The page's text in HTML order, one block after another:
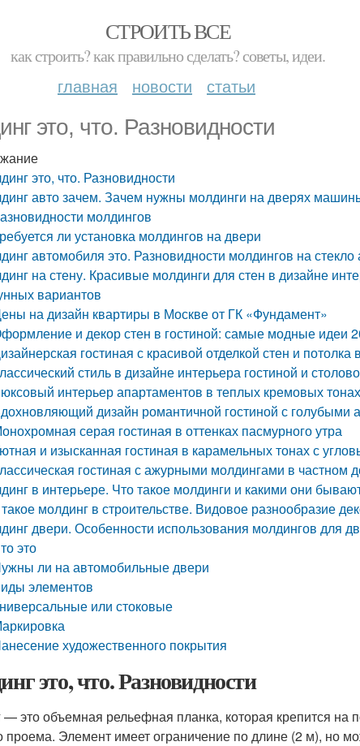
СТРОИТЬ ВСЕ
как строить? как правильно сделать? советы, идеи.
главная новости статьи
это, что. Разновидности
это, что. Разновидности
авто зачем. Зачем нужны молдинги на дверях
молдингов
ли установка молдингов на двери
автомобиля это. Разновидности молдингов на
на стену. Красивые молдинги для стен в дизайне
вариантов
на дизайн квартиры в Москве от ГК «Фундамент»
и декор стен в гостиной: самые модные идеи
гостиная с красивой отделкой стен и потолка
стиль в дизайне интерьера гостиной и
интерьер апартаментов в теплых кремовых тонах
дизайн романтичной гостиной с голубыми
серая гостиная в оттенках пасмурного утра
и изысканная гостиная в карамельных тонах с
гостиная с ажурными молдингами в частном
в интерьере. Что такое молдинги и какими они
молдинг в строительстве. Видовое разнообразие
двери. Особенности использования молдингов для
это
ли на автомобильные двери
элементов
или стоковые
художественного покрытия
это, что. Разновидности
это объемная рельефная планка, которая крепится на
проема. Элемент имеет ограничение по длине (2 м), но